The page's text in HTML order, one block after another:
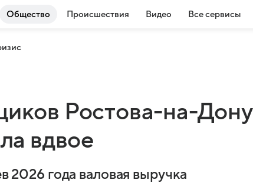
Общество Происшествия Видео Все сервисы
Ростова-на-Дону
вдвое
2026 года валовая выручка